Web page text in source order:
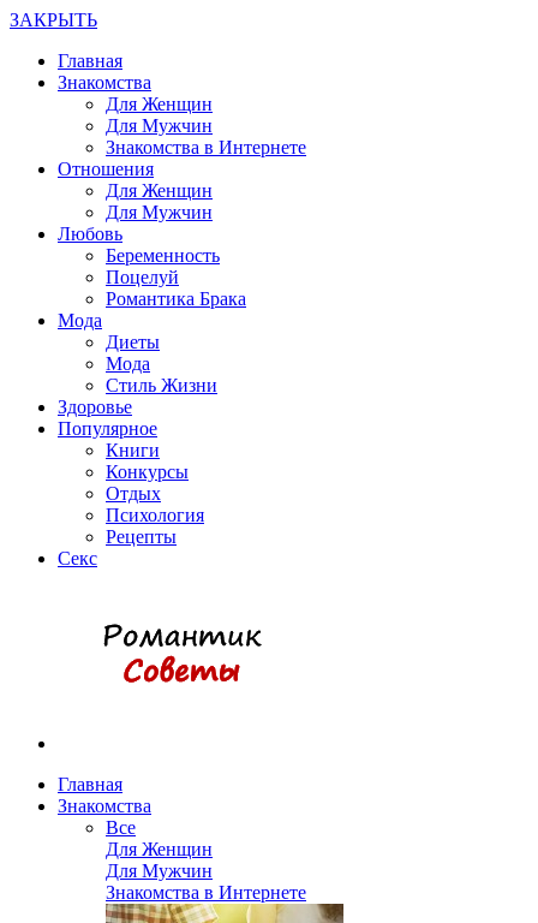
ЗАКРЫТЬ
Главная
Знакомства
Для Женщин
Для Мужчин
Знакомства в Интернете
Отношения
Для Женщин
Для Мужчин
Любовь
Беременность
Поцелуй
Романтика Брака
Мода
Диеты
Мода
Стиль Жизни
Здоровье
Популярное
Книги
Конкурсы
Отдых
Психология
Рецепты
Секс
Главная
Знакомства
Все
Для Женщин
Для Мужчин
Знакомства в Интернете